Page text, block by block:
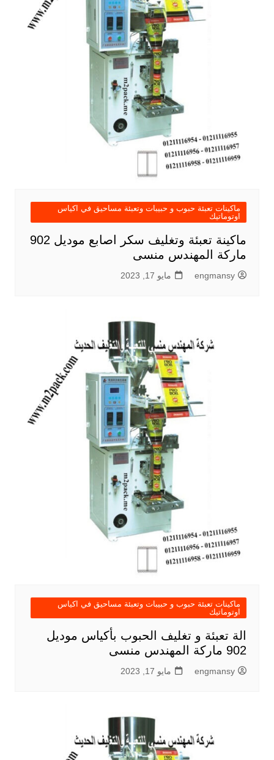
ماكينات تعبئة حبوب و حبيبات وتعبئة مساحيق في اكياس
اوتوماتيك
ماكينة تعبئة وتغليف سكر اصابع موديل 902
ماركة المهندس منسى
engmansy مايو 17, 2023
ماكينات تعبئة حبوب و حبيبات وتعبئة مساحيق في اكياس
اوتوماتيك
الة تعبئة و تغليف الحبوب بأكياس موديل
902 ماركة المهندس منسى
engmansy مايو 17, 2023